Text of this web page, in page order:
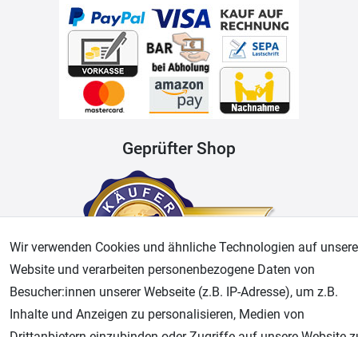
Geprüfter Shop
Wir verwenden Cookies und ähnliche Technologien auf
Website und verarbeiten personenbezogene Daten von
Besucher:innen unserer Webseite (z.B. IP-Adresse), um z.B.
Inhalte und Anzeigen zu personalisieren, Medien von